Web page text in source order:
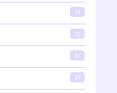
34
31
32
33